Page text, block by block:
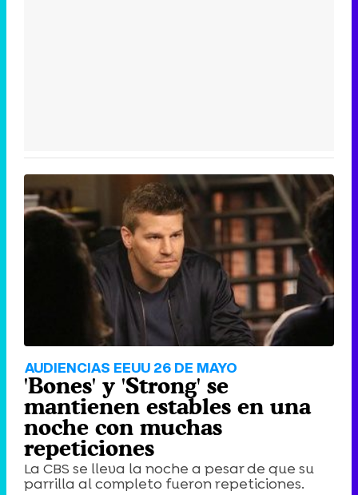
AUDIENCIAS EEUU 26 DE MAYO
'Bones' y 'Strong' se
mantienen estables en una
noche con muchas
repeticiones
La CBS se lleva la noche a pesar de que su
parrilla al completo fueron repeticiones.